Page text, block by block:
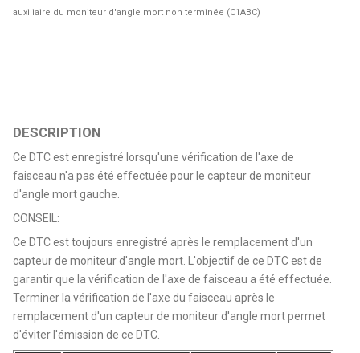
auxiliaire du moniteur d'angle mort non terminée (C1ABC)
DESCRIPTION
Ce DTC est enregistré lorsqu'une vérification de l'axe de
faisceau n'a pas été effectuée pour le capteur de moniteur
d'angle mort gauche.
CONSEIL:
Ce DTC est toujours enregistré après le remplacement d'un
capteur de moniteur d'angle mort. L'objectif de ce DTC est de
garantir que la vérification de l'axe de faisceau a été effectuée.
Terminer la vérification de l'axe du faisceau après le
remplacement d'un capteur de moniteur d'angle mort permet
d'éviter l'émission de ce DTC.